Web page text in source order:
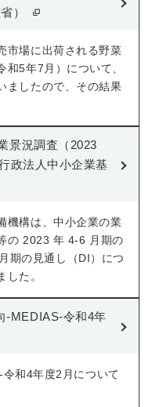
）
市場に出荷される野菜
5年7月）について、
ましたので、その結果
景況調査（2023
政法人中小企業基
機構は、中小企業の業
の 2023 年 4-6 月期の
期の見通し（DI）につ
した。
-MEDIAS-令和4年
和4年度2月について